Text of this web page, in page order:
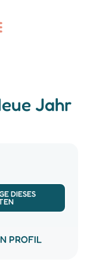
Jahr
DIESES
PROFIL